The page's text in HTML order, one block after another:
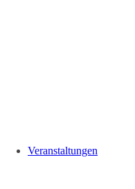
Veranstaltungen